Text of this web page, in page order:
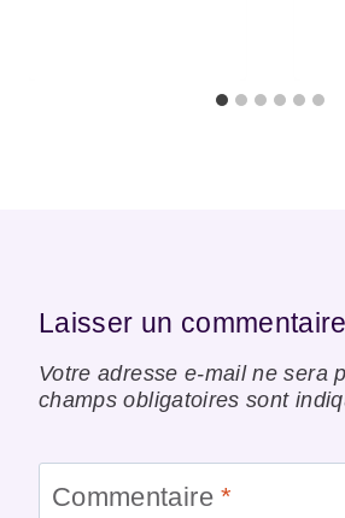
Laisser un commentaire
Votre adresse e-mail ne sera
champs obligatoires sont
Commentaire*